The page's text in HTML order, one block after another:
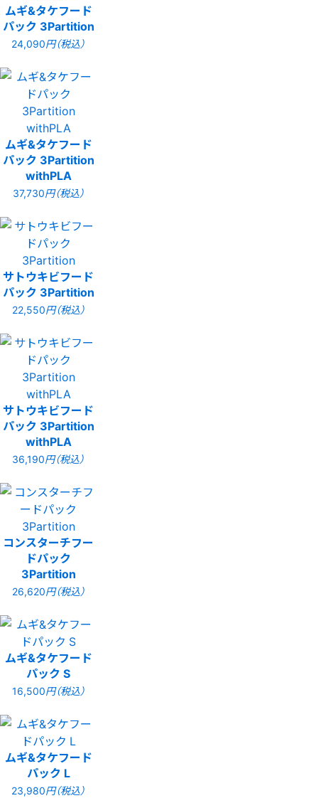
ムギ&タケフード
パック 3Partition
24,090円（税込）
ムギ&タケフード
パック 3Partition
withPLA
37,730円（税込）
サトウキビフード
パック 3Partition
22,550円（税込）
サトウキビフード
パック 3Partition
withPLA
36,190円（税込）
コンスターチフー
ドパック
3Partition
26,620円（税込）
ムギ&タケフード
パック S
16,500円（税込）
ムギ&タケフード
パック L
23,980円（税込）